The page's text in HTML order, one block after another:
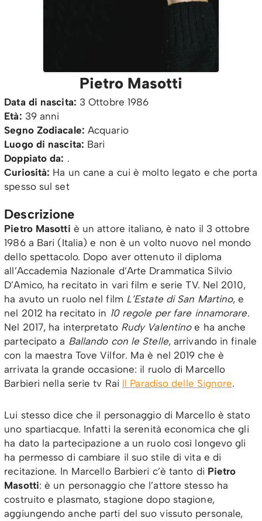
Pietro Masotti
Data di nascita: 3 Ottobre 1986
Età: 39 anni
Segno Zodiacale: Acquario
Luogo di nascita: Bari
Doppiato da: .
Curiosità: Ha un cane a cui è molto legato e che porta
spesso sul set
Descrizione
Pietro Masotti è un attore italiano, è nato il 3 ottobre
1986 a Bari (Italia) e non è un volto nuovo nel mondo
dello spettacolo. Dopo aver ottenuto il diploma
all’Accademia Nazionale d’Arte Drammatica Silvio
D’Amico, ha recitato in vari film e serie TV. Nel 2010,
ha avuto un ruolo nel film L’Estate di San Martino, e
nel 2012 ha recitato in 10 regole per fare innamorare.
Nel 2017, ha interpretato Rudy Valentinoe ha anche
partecipato a Ballando con le Stelle, arrivando in finale
con la maestra Tove Vilfor. Ma è nel 2019 che è
arrivata la grande occasione: il ruolo di Marcello
Barbieri nella serie tv Rai Il Paradiso delle Signore.
Lui stesso dice che il personaggio di Marcello è stato
uno spartiacque. Infatti la serenità economica che gli
ha dato la partecipazione a un ruolo così longevo gli
ha permesso di cambiare il suo stile di vita e di
recitazione. In Marcello Barbieri c’è tanto di Pietro
Masotti: è un personaggio che l’attore stesso ha
costruito e plasmato, stagione dopo stagione,
aggiungendo anche parti del suo vissuto personale,